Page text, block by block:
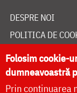
DESPRE NOI
POLITICA DE
DONEAZĂ ONLINE
LIVE
Folosim cookie-
dumneavoastră
Prin continuarea